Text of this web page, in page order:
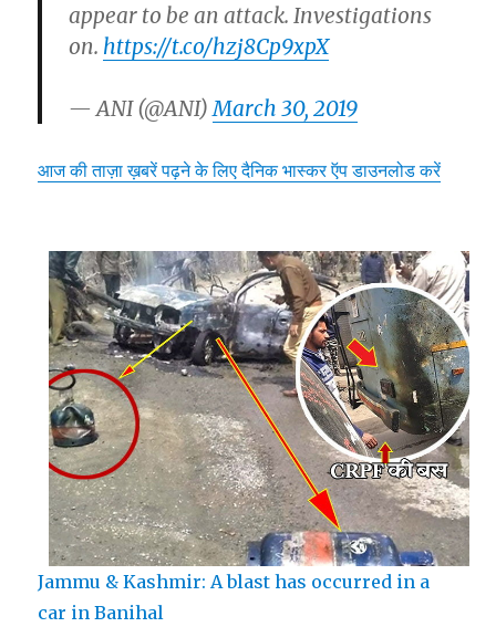
appear to be an attack. Investigations
on. https://t.co/hzj8Cp9xpX
— ANI (@ANI)March 30, 2019
आज की ताज़ा ख़बरें पढ़ने के लिए दैनिक भास्कर ऍप डाउनलोड करें
Jammu & Kashmir: A blast has occurred in a
car in Banihal